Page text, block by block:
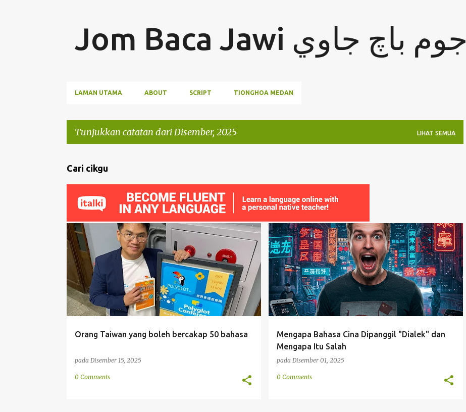
Jom Baca Jawi جوم باچ جاوي
LAMAN UTAMA ABOUT SCRIPT TIONGHOA MEDAN
Tunjukkan catatan dari Disember, 2025 LIHAT SEMUA
C
a
t
a
n
Cari cikgu
Orang Taiwan yang boleh bercakap 50 bahasa
pada Disember 15, 2025
BERBILANG BAHASA BERCAKAP LINGUISTIK
TAIWAN
0 Comments
Mengapa Bahasa Cina Dipanggil "Dialek" dan
Mengapa Itu Salah
pada Disember 01, 2025
BARAT CHINA EROPAH LINGUISTIK POLITIK
+
SALAH FAHAM
0 Comments